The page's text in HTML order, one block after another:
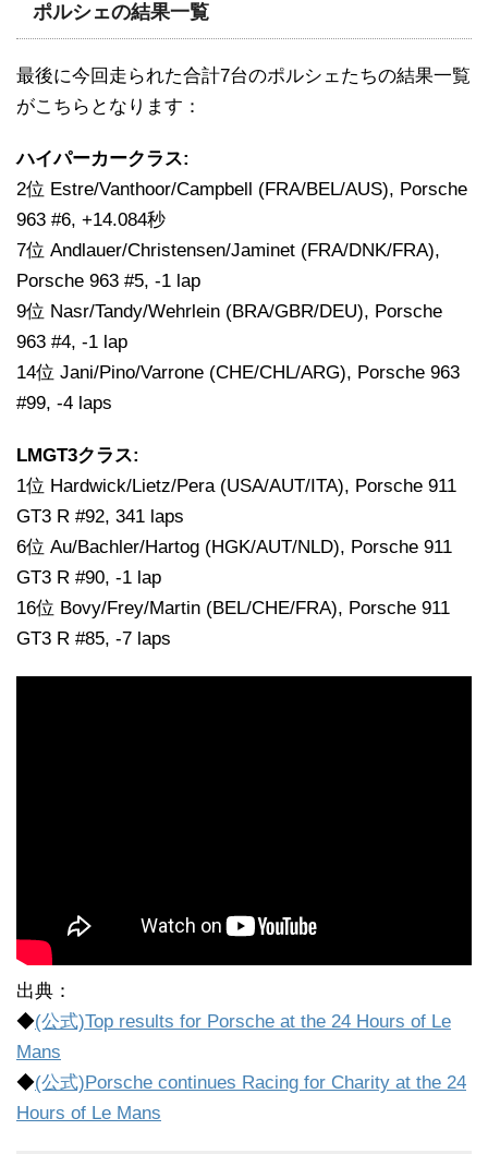
ポルシェの結果一覧
最後に今回走られた合計7台のポルシェたちの結果一覧
がこちらとなります：
ハイパーカークラス:
2位 Estre/Vanthoor/Campbell (FRA/BEL/AUS), Porsche
963 #6, +14.084秒
7位 Andlauer/Christensen/Jaminet (FRA/DNK/FRA),
Porsche 963 #5, -1 lap
9位 Nasr/Tandy/Wehrlein (BRA/GBR/DEU), Porsche
963 #4, -1 lap
14位 Jani/Pino/Varrone (CHE/CHL/ARG), Porsche 963
#99, -4 laps
LMGT3クラス:
1位 Hardwick/Lietz/Pera (USA/AUT/ITA), Porsche 911
GT3 R #92, 341 laps
6位 Au/Bachler/Hartog (HGK/AUT/NLD), Porsche 911
GT3 R #90, -1 lap
16位 Bovy/Frey/Martin (BEL/CHE/FRA), Porsche 911
GT3 R #85, -7 laps
出典：
◆(公式)Top results for Porsche at the 24 Hours of Le
Mans
◆(公式)Porsche continues Racing for Charity at the 24
Hours of Le Mans